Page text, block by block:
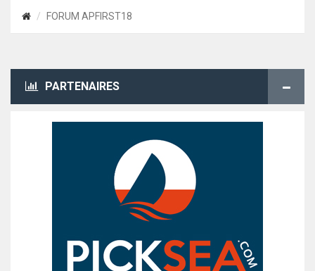
FORUM APFIRST18
PARTENAIRES